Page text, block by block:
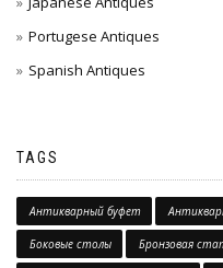
Portugese Antiques
Spanish Antiques
TAGS
Антикварный буфет
Боковые столы Бронзовая